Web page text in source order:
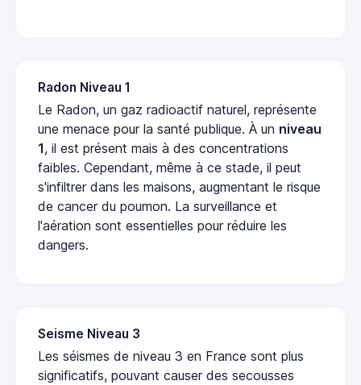
Radon Niveau 1
Le Radon, un gaz radioactif naturel, représente
une menace pour la santé publique. À un niveau
1, il est présent mais à des concentrations
faibles. Cependant, même à ce stade, il peut
s'infiltrer dans les maisons, augmentant le risque
de cancer du poumon. La surveillance et
l'aération sont essentielles pour réduire les
dangers.
Seisme Niveau 3
Les séismes de niveau 3 en France sont plus
significatifs, pouvant causer des secousses